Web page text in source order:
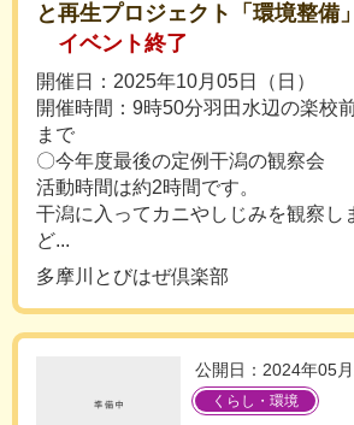
と再生プロジェクト「環境整備」
イベント終了
開催日：2025年10月05日（日）
開催時間：9時50分羽田水辺の楽校
まで
〇今年度最後の定例干潟の観察会
活動時間は約2時間です。
干潟に入ってカニやしじみを観察し
ど...
多摩川とびはぜ倶楽部
公開日：2024年05
くらし・環境